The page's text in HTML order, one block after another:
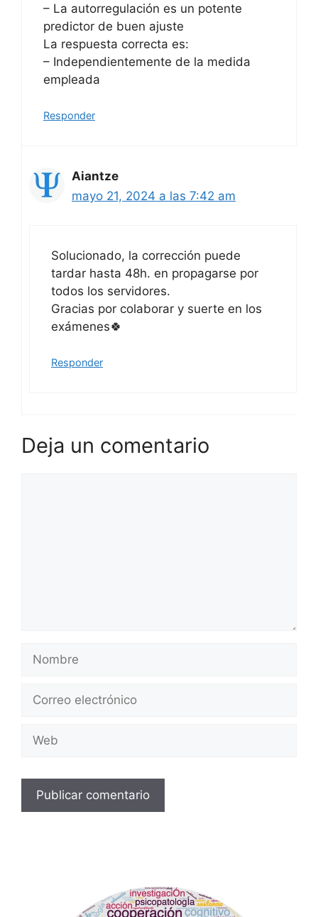
– La autorregulación es un potente
predictor de buen ajuste
La respuesta correcta es:
– Independientemente de la medida
empleada
Responder
Aiantze
mayo 21, 2024 a las 7:42 am
Solucionado, la corrección puede
tardar hasta 48h. en propagarse por
todos los servidores.
Gracias por colaborar y suerte en los
exámenes🍀
Responder
Deja un comentario
electrónico